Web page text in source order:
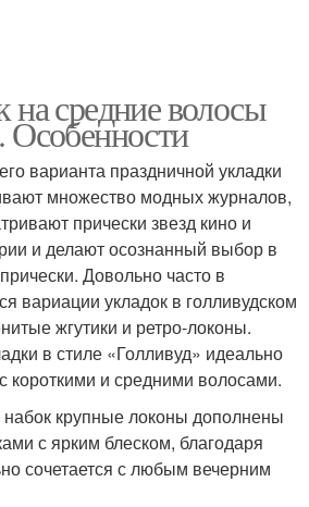
на средние волосы
Особенности
варианта праздничной укладки
множество модных журналов,
прически звезд кино и
и делают осознанный выбор в
Довольно часто в
вариации укладок в голливудском
жгутики и ретро-локоны.
в стиле «Голливуд» идеально
короткими и средними волосами.
крупные локоны дополнены
с ярким блеском, благодаря
сочетается с любым вечерним